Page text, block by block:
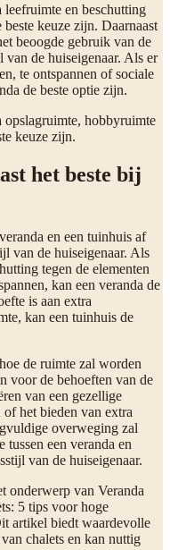
leefruimte en beschutting
keuze zijn. Daarnaast
beoogde gebruik van de
van de huiseigenaar. Als er
te ontspannen of sociale
de beste optie zijn.
opslagruimte, hobbyruimte
keuze zijn.
het beste bij
en een tuinhuis af
van de huiseigenaar. Als
tegen de elementen
kan een veranda de
is aan extra
kan een tuinhuis de
de ruimte zal worden
voor de behoeften van de
van een gezellige
het bieden van extra
overweging zal
een veranda en
van de huiseigenaar.
onderwerp van Veranda
5 tips voor hoge
artikel biedt waardevolle
chalets en kan nuttig